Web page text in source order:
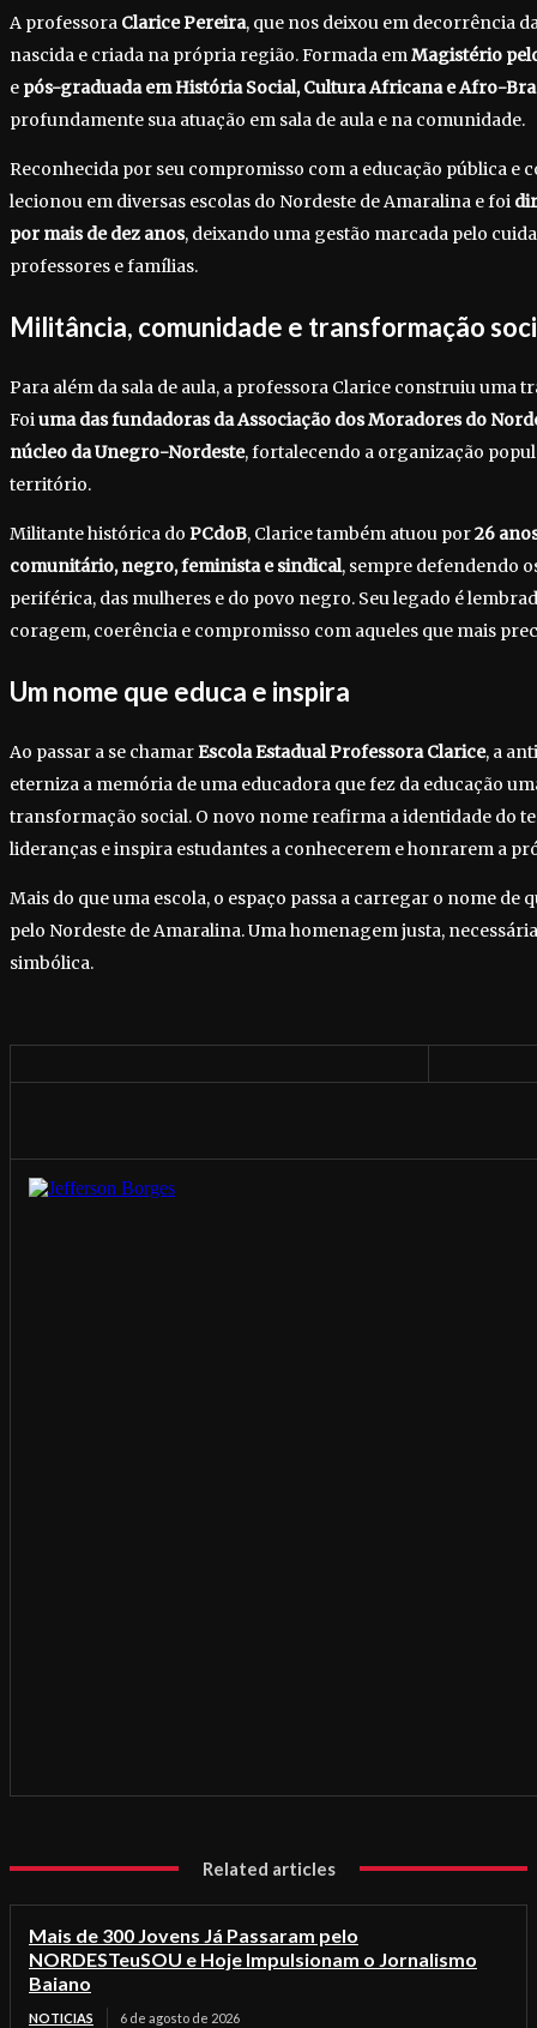
A professora Clarice Pereira, que nos deixou em decorrência
nascida e criada na própria região. Formada emMagistério
e pós-graduada em História Social, Cultura Africana e Afro-
profundamente sua atuação em sala de aula e na comunidade.
Reconhecida por seu compromisso com a educação pública e
lecionou em diversas escolas do Nordeste de Amaralina e foi
por mais de dez anos, deixando uma gestão marcada pelo
professores e famílias.
Militância, comunidade e transformação
Para além da sala de aula, a professora Clarice construiu uma
Foiuma das fundadoras da Associação dos Moradores do
núcleo da Unegro-Nordeste, fortalecendo a organização
território.
Militante histórica do PCdoB, Clarice também atuou por26
comunitário, negro, feminista e sindical, sempre defendendo
periférica, das mulheres e do povo negro. Seu legado é
coragem, coerência e compromisso com aqueles que mais
Um nome que educa e inspira
Ao passar a se chamarEscola Estadual Professora Clarice, a
eterniza a memória de uma educadora que fez da educação
transformação social. O novo nome reafirma a identidade do
lideranças e inspira estudantes a conhecerem e honrarem a
Mais do que uma escola, o espaço passa a carregar o nome de
pelo Nordeste de Amaralina. Uma homenagem justa,
simbólica.
Related articles
Mais de 300 Jovens Já Passaram pelo
NORDESTeuSOU e Hoje Impulsionam o Jornalismo
Baiano
NOTICIAS 6 de agosto de 2026